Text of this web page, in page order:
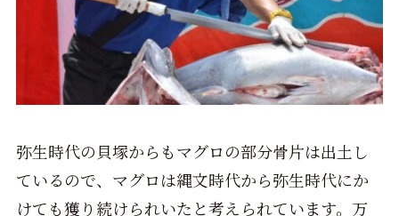
弥生時代の貝塚からもマグロの部分骨片は出土し
ているので、マグロは縄文時代から弥生時代にか
けても獲り続けられいたと考えられています。万